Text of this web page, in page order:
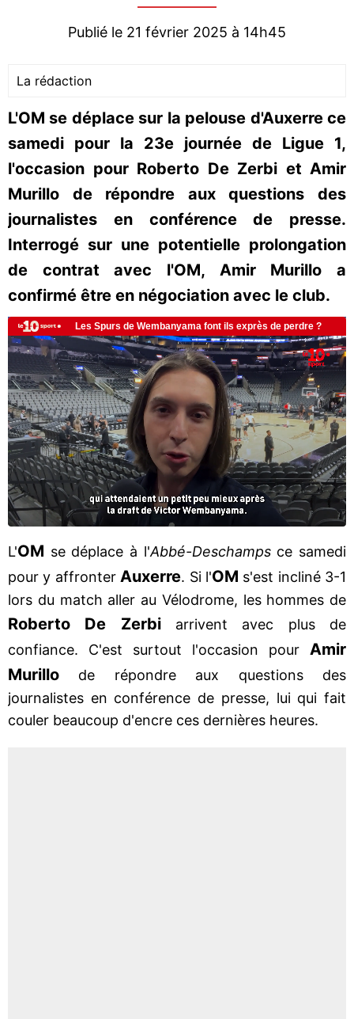
Publié le 21 février 2025 à 14h45
La rédaction
L'OM se déplace sur la pelouse d'Auxerre ce
samedi pour la 23e journée de Ligue 1,
l'occasion pour Roberto De Zerbi et Amir
Murillo de répondre aux questions des
journalistes en conférence de presse.
Interrogé sur une potentielle prolongation
de contrat avec l'OM, Amir Murillo a
confirmé être en négociation avec le club.
L'OM se déplace à l'Abbé-Deschamps ce samedi
pour y affronter Auxerre. Si l'OM s'est incliné 3-1
lors du match aller au Vélodrome, les hommes de
Roberto De Zerbiarrivent avec plus de
confiance. C'est surtout l'occasion pour Amir
Murillo de répondre aux questions des
journalistes en conférence de presse, lui qui fait
couler beaucoup d'encre ces dernières heures.